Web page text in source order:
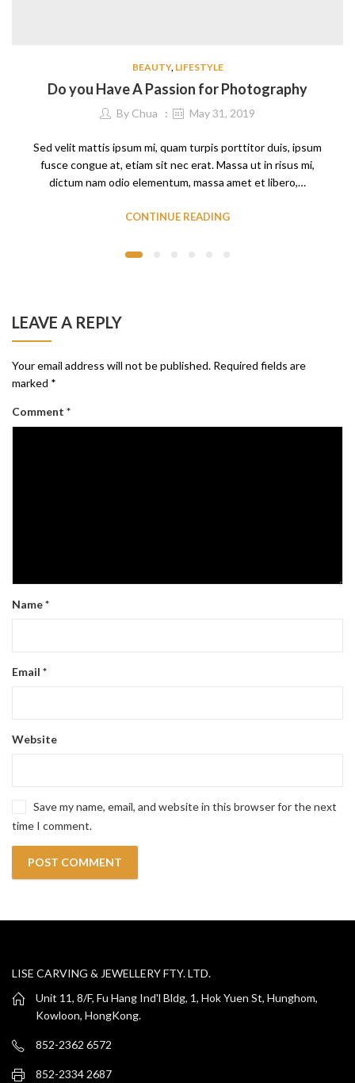
BEAUTY, LIFESTYLE
Do you Have A Passion for Photography
By Chua May 31, 2019
Sed velit mattis ipsum mi, quam turpis porttitor duis, ipsum
fusce congue at, etiam sit nec erat. Massa ut in risus mi,
dictum nam odio elementum, massa amet et libero,…
CONTINUE READING
LEAVE A REPLY
Your email address will not be published. Required fields are
marked *
Comment *
Name*
Email *
Website
Save my name, email, and website in this browser for the next
time I comment.
LISE CARVING & JEWELLERY FTY. LTD.
Unit 11, 8/F, Fu Hang Ind'l Bldg, 1, Hok Yuen St, Hunghom,
Kowloon, HongKong.
852-2362 6572
852-2334 2687